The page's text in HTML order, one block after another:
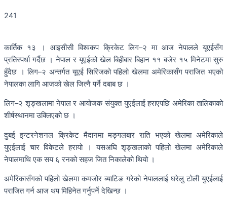
241
कार्तिक १३ । आइसीसी विश्वकप क्रिकेट लिग–२ मा आज नेपालले यूएईसँग
प्रतिस्पर्धा गर्दैछ । नेपाल र यूएईको खेल बिहीबार बिहान ११ बजेर १५ मिनेटमा सुरु
हुँदैछ । लिग–२ अन्तर्गत यूएई सिरिजको पहिलो खेलमा अमेरिकासँग पराजित भएको
नेपालका लागि आजको खेल जित्नै पर्ने दबाब छ ।
लिग–२ शृङ्खलामा नेपाल र आयोजक संयुक्त युएईलाई हराएपछि अमेरिका तालिकाको
शीर्षस्थानमा उक्लिएको छ ।
दुबई इन्टरनेशनल क्रिकेट मैदानमा मङ्गलबार राति भएको खेलमा अमेरिकाले
युएईलाई चार विकेटले हरायो । यसअघि शृङ्खलाको पहिलो खेलमा अमेरिकाले
नेपालमाथि एक सय ६ रनको सहज जित निकालेको थियो ।
अमेरिकासँगको पहिलो खेलमा कमजोर ब्याटिङ गरेको नेपाललाई घरेलु टोली युएईलाई
पराजित गर्न आज थप मिहिनेत गर्नुपर्ने देखिन्छ ।